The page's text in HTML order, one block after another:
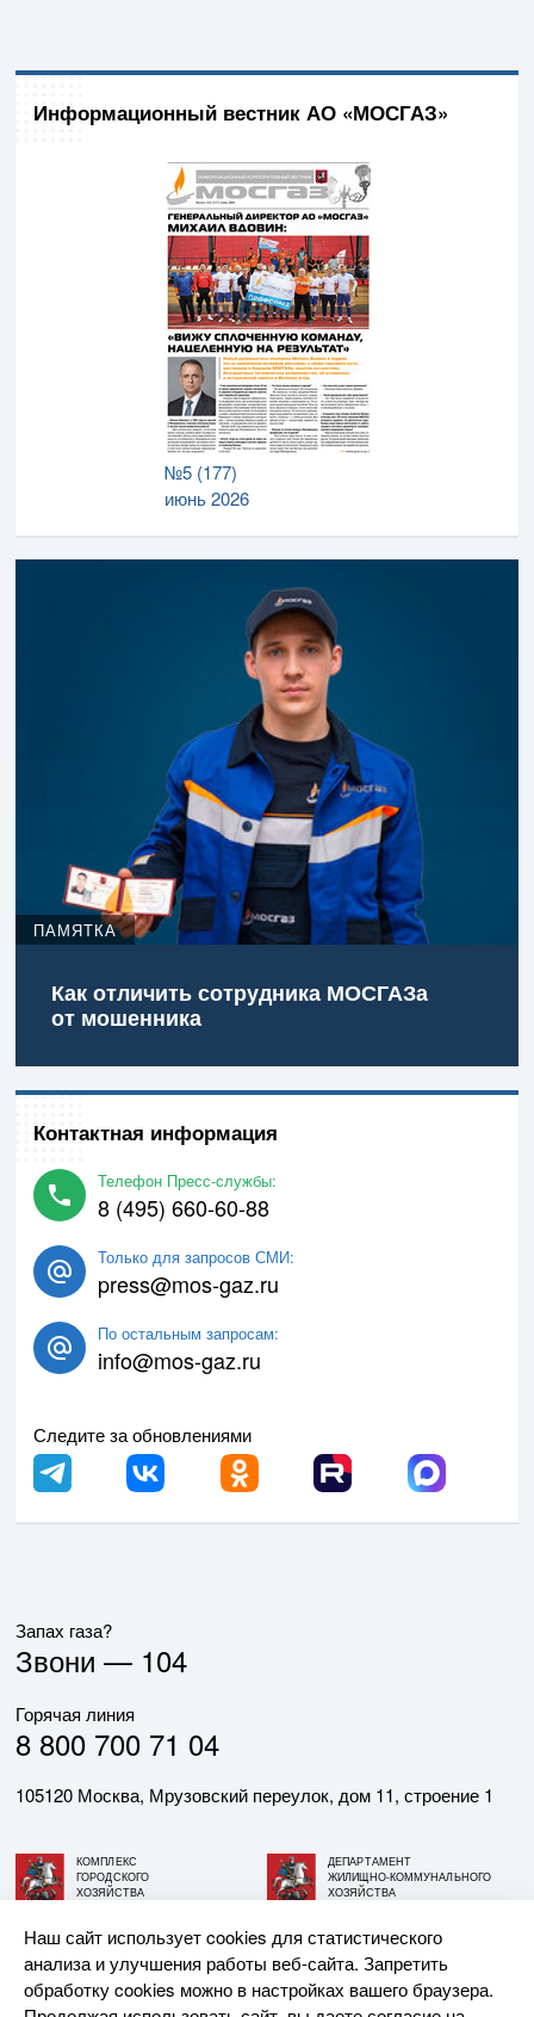
Информационный вестник АО «МОСГАЗ»
№5 (177)
июнь 2026
ПАМЯТКА
Как отличить сотрудника МОСГАЗа
от мошенника
Контактная информация
Телефон Пресс-службы:
8 (495) 660-60-88
Только для запросов СМИ:
press@mos-gaz.ru
По остальным запросам:
info@mos-gaz.ru
Следите за обновлениями
Запах газа?
Звони — 104
Горячая линия
8 800 700 71 04
105120 Москва, Мрузовский переулок, дом 11, строение 1
КОМПЛЕКС
ГОРОДСКОГО
ХОЗЯЙСТВА
ДЕПАРТАМЕНТ
ЖИЛИЩНО-КОММУНАЛЬНОГО
ХОЗЯЙСТВА
© АО «МОСГАЗ», 2026. При использовании материалов
ссылка на сайт обязательна.
Наш сайт использует cookies для статистического
анализа и улучшения работы веб-сайта. Запретить
обработку cookies можно в настройках вашего браузера.